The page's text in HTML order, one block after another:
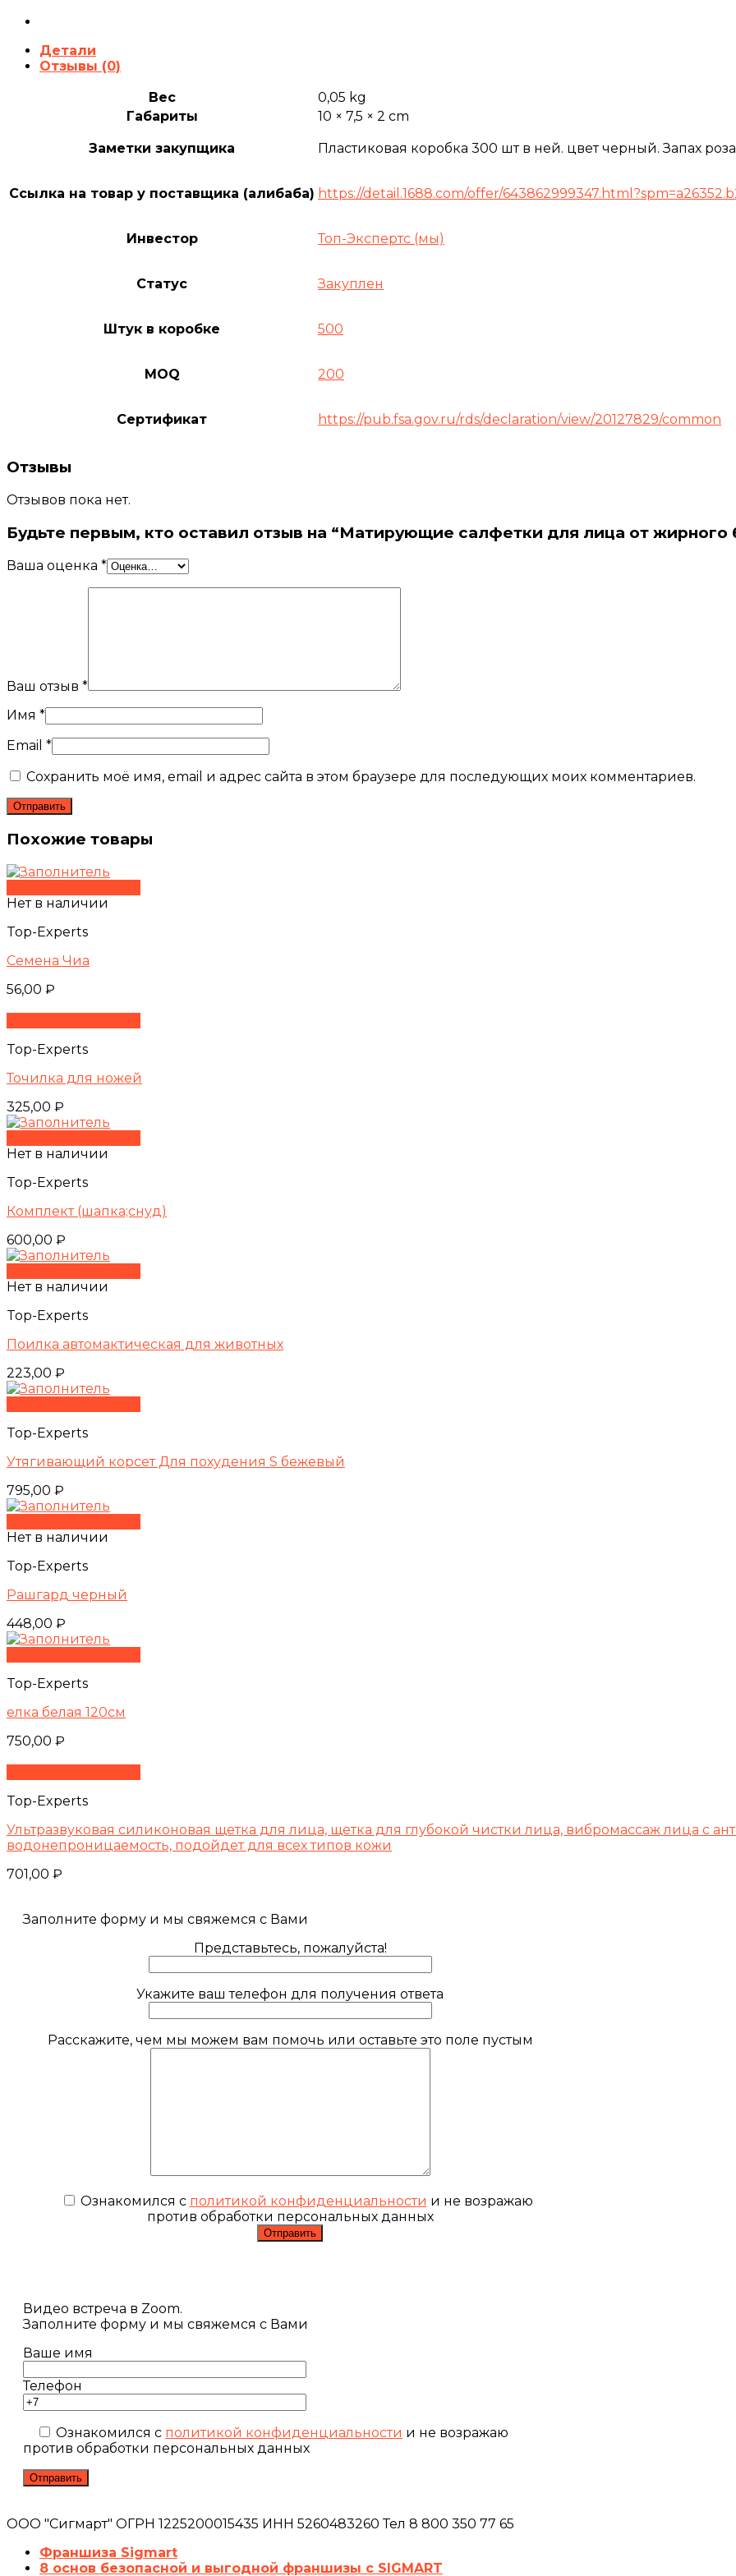
Детали
Отзывы (0)
Вес
0,05 kg
Габариты
10 × 7,5 × 2 cm
Заметки закупщика Пластиковая коробка 300 шт в ней. цвет черный. Запах роза
Ссылка на товар у поставщика (алибаба) https://detail.1688.com/offer/
Инвестор Топ-Экспертс (мы)
Статус Закуплен
Штук в коробке 500
MOQ 200
Сертификат https://pub.fsa.gov.ru/rds/declaration/view/20127829/common
Отзывы
Отзывов пока нет.
Будьте первым, кто оставил отзыв на “Матирующие салфетки для лица от жирного
Ваша оценка *
Ваш отзыв *
Имя *
Email *
Сохранить моё имя, email и адрес сайта в этом браузере для последующих моих комментариев.
Похожие товары
Нет в наличии
Top-Experts
Семена Чиа
56,00 ₽
Top-Experts
Точилка для ножей
325,00 ₽
Нет в наличии
Top-Experts
Комплект (шапка;снуд)
600,00 ₽
Нет в наличии
Top-Experts
Поилка автомактическая для животных
223,00 ₽
Top-Experts
Утягивающий корсет Для похудения S бежевый
795,00 ₽
Нет в наличии
Top-Experts
Рашгард черный
448,00 ₽
Top-Experts
елка белая 120см
750,00 ₽
Top-Experts
Ультразвуковая силиконовая щетка для лица, щетка для глубокой чистки лица, вибромассаж лица с
водонепроницаемость, подойдет для всех типов кожи
701,00 ₽
Заполните форму и мы свяжемся с Вами
Представьтесь, пожалуйста!
Укажите ваш телефон для получения ответа
Расскажите, чем мы можем вам помочь или оставьте это поле пустым
Ознакомился с политикой конфиденциальности и не возражаю
против обработки персональных данных
Видео встреча в Zoom.
Заполните форму и мы свяжемся с Вами
Ваше имя
Телефон
Ознакомился с политикой конфиденциальности и не возражаю
против обработки персональных данных
ООО "Сигмарт" ОГРН 1225200015435 ИНН 5260483260 Тел 8 800 350 77 65
Франшиза Sigmart
8 основ безопасной и выгодной франшизы с SIGMART